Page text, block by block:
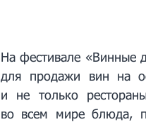
На фестивале «Винные
для продажи вин на
и не только
во всем мире блюда,